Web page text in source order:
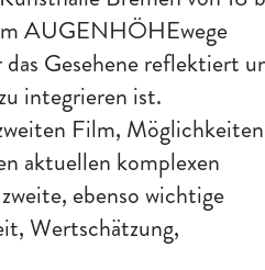
AUGENHÖHEwege
Gesehene reflektiert
integrieren ist.
Film, Möglichkeiten
aktuellen komplexen
ebenso wichtige
Wertschätzung,